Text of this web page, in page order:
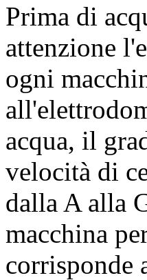
Prima di
attenzione
ogni
acqua, il
velocità di
dalla A alla
macchina
corrisponde